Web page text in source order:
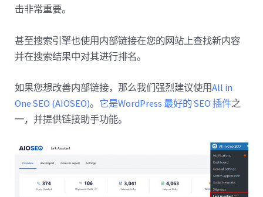
击非常重要。
甚至搜索引擎也使用内部链接在您的网站上查找新内容
并在搜索结果中对其进行排名。
如果您想改善内部链接，那么我们强烈建议使用All in
One SEO (AIOSEO)。 它是WordPress 最好的 SEO 插件之
一，并提供链接助手功能。